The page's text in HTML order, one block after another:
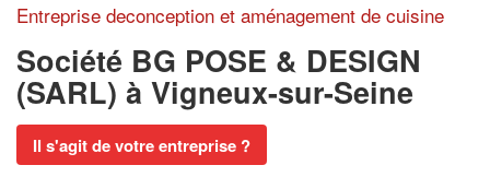
Entreprise deconception et aménagement de cuisine
Société BG POSE & DESIGN
(SARL) à Vigneux-sur-Seine
Il s'agit de votre entreprise ?